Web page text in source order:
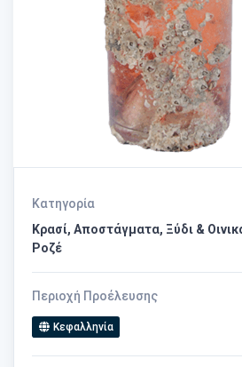
Κατηγορία
Κρασί, Αποστάγματα, Ξύδι &
Ροζέ
Περιοχή Προέλευσης
Κεφαλληνία